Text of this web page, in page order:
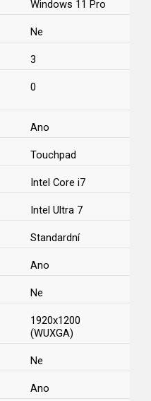
Windows 11 Pro
Ne
3
0
Ano
Touchpad
Intel Core i7
Intel Ultra 7
Standardní
Ano
Ne
1920x1200
(WUXGA)
Ne
Ano